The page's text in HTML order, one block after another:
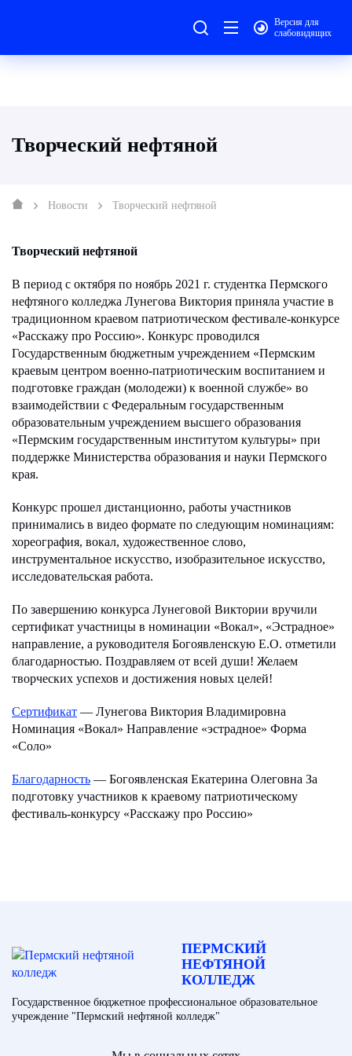
Версия для
слабовидящих
Творческий нефтяной
Новости Творческий нефтяной
Творческий нефтяной
В период с октября по ноябрь 2021 г. студентка Пермского
нефтяного колледжа Лунегова Виктория приняла участие в
традиционном краевом патриотическом фестивале-конкурсе
«Расскажу про Россию». Конкурс проводился
Государственным бюджетным учреждением «Пермским
краевым центром военно-патриотическим воспитанием и
подготовке граждан (молодежи) к военной службе» во
взаимодействии с Федеральным государственным
образовательным учреждением высшего образования
«Пермским государственным институтом культуры» при
поддержке Министерства образования и науки Пермского
края.
Конкурс прошел дистанционно, работы участников
принимались в видео формате по следующим номинациям:
хореография, вокал, художественное слово,
инструментальное искусство, изобразительное искусство,
исследовательская работа.
По завершению конкурса Лунеговой Виктории вручили
сертификат участницы в номинации «Вокал», «Эстрадное»
направление, а руководителя Богоявленскую Е.О. отметили
благодарностью. Поздравляем от всей души! Желаем
творческих успехов и достижения новых целей!
Сертификат — Лунегова Виктория Владимировна
Номинация «Вокал» Направление «эстрадное» Форма
«Соло»
Благодарность — Богоявленская Екатерина Олеговна За
подготовку участников к краевому патриотическому
фестиваль-конкурсу «Расскажу про Россию»
ПЕРМСКИЙ
НЕФТЯНОЙ
КОЛЛЕДЖ
Государственное бюджетное профессиональное образовательное
учреждение "Пермский нефтяной колледж"